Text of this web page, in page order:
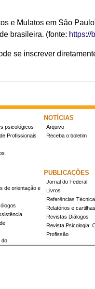
e Mulatos em São
brasileira. (fonte: https://
se inscrever
psicológicos
Profissionais
de orientação e
do
NOTÍCIAS
Arquivo
Receba o boletim
PUBLICAÇÕES
Jornal do Federal
Livros
Referências
Relatórios e cartilhas
Revistas Diálogos
Revista Psicologia:
Profissão